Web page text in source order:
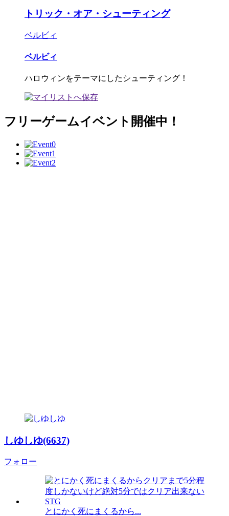
トリック・オア・シューティング
ベルビィ
ベルビィ
ハロウィンをテーマにしたシューティング！
フリーゲームイベント開催中！
しゆしゆ(6637)
フォロー
とにかく死にまくるから...